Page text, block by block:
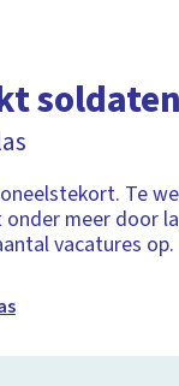
soldaten
Te
meer door
vacatures op.